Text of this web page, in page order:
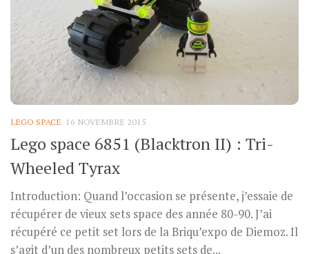
LEGO SPACE 16 NOVEMBRE 2015
Lego space 6851 (Blacktron II) : Tri-
Wheeled Tyrax
Introduction: Quand l’occasion se présente, j’essaie de
récupérer de vieux sets space des année 80-90. J’ai
récupéré ce petit set lors de la Briqu’expo de Diemoz. Il
s’agit d’un des nombreux petits sets de...